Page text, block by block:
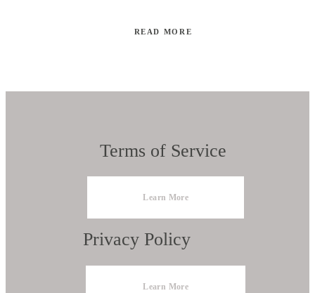
READ MORE
Learn More
Terms of Service
Learn More
Privacy Policy